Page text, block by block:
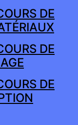
DE
DE
DE